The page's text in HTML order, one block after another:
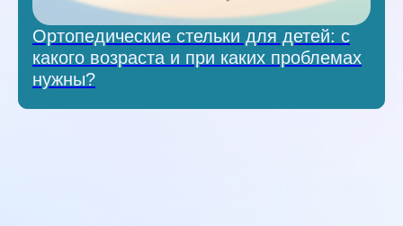
Ортопедические стельки для детей: с
какого возраста и при каких проблемах
нужны?